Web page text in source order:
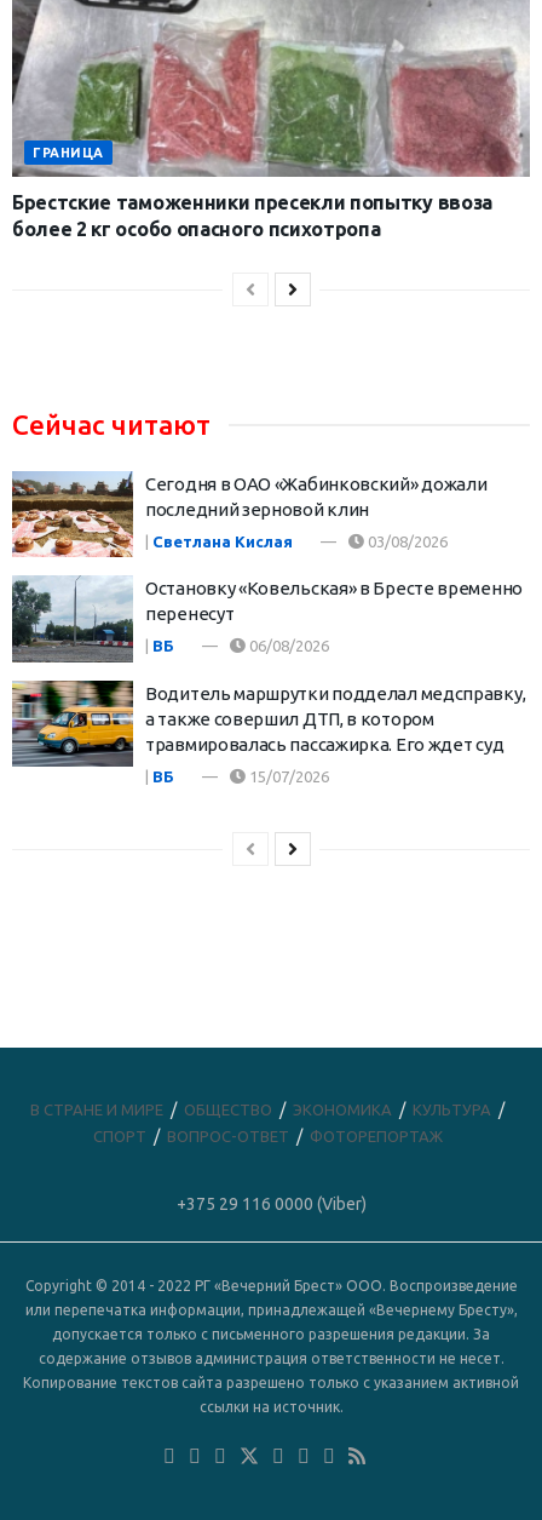
ГРАНИЦА
Брестские таможенники пресекли попытку ввоза
более 2 кг особо опасного психотропа
Сейчас читают
Cегодня в ОАО «Жабинковский» дожали
последний зерновой клин
| Светлана Кислая 03/08/2026
Остановку «Ковельская» в Бресте временно
перенесут
ВБ 06/08/2026
Водитель маршрутки подделал медсправку,
а также совершил ДТП, в котором
травмировалась пассажирка. Его ждет суд
| ВБ 15/07/2026
В СТРАНЕ И МИРЕ ОБЩЕСТВО ЭКОНОМИКА
КУЛЬТУРА
СПОРТ
ВОПРОС-ОТВЕТ ФОТОРЕПОРТАЖ
+375 29 116 0000 (Viber)
Copyright © 2014 - 2022 РГ «Вечерний Брест» ООО. Воспроизведение
или перепечатка информации, принадлежащей «Вечернему Бресту»,
допускается только с письменного разрешения редакции. За
содержание отзывов администрация ответственности не несет.
Копирование текстов сайта разрешено только с указанием активной
ссылки на источник.